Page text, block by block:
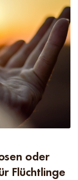
oder
Flüchtlinge